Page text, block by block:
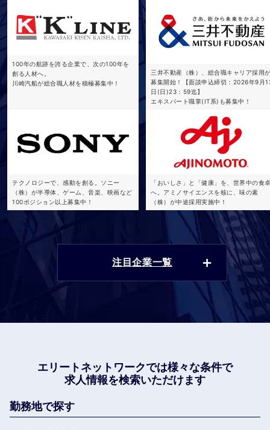
100年の航跡を誇る企業で、次の100年を
創る人材へ。
川崎汽船が総合職人材を積極募集中！
三井不動産（株）、総合職キャリア採用
募集開始！【面談申込締切：2026年9月
日(日)23：59迄】
エキスパート職掌(IT系)も募集中！
テクノロジーで、感動を創る。ソニー
（株）が半導体、ゲーム、音楽、映画など
100ポジション以上募集中！
「おいしさ」と「健康」を、世界中の食
へ。アミノサイエンスを核に、味の素
（株）が中途採用実施中！
注目企業一覧
エリートネットワークでは様々な条件で
求人情報を検索いただけます
勤務地で探す